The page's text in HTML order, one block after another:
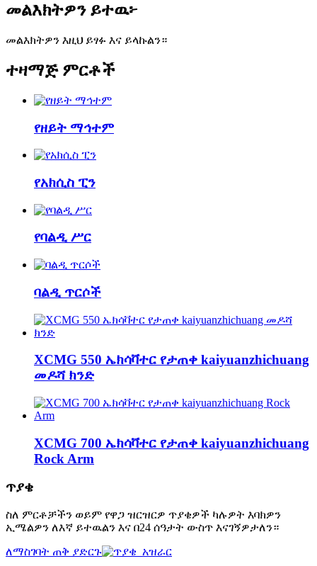
መልእክትዎን ይተዉ፦
መልእክትዎን እዚህ ይፃፉ እና ይላኩልን።
ተዛማጅ ምርቶች
የዘይት ማኅተም
የአክሲስ ፒን
የባልዲ ሥር
ባልዲ ጥርሶች
XCMG 550 ኤክሳቫተር የታጠቀ kaiyuanzhichuang
መዶሻ ክንድ
XCMG 700 ኤክሳቫተር የታጠቀ kaiyuanzhichuang
Rock Arm
ጥያቄ
ስለ ምርቶቻችን ወይም የዋጋ ዝርዝርዎ ጥያቄዎች ካሉዎት እባክዎን
ኢሜልዎን ለእኛ ይተዉልን እና በ24 ሰዓታት ውስጥ እናገኝዎታለን።
ለማስገባት ጠቅ ያድርጉ